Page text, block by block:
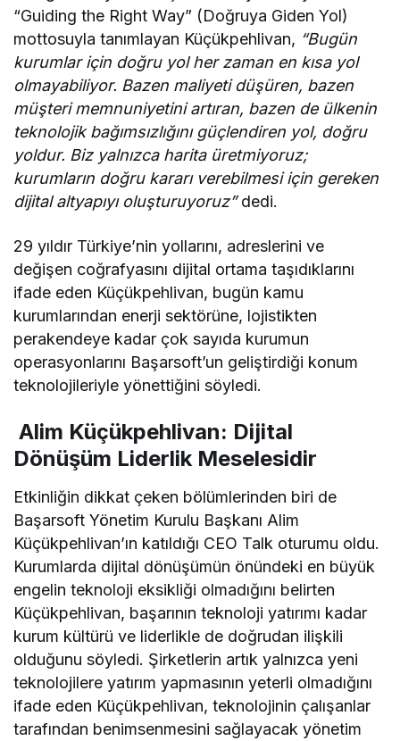
“Guiding the Right Way” (Doğruya Giden Yol)
mottosuyla tanımlayan Küçükpehlivan, “Bugün
kurumlar için doğru yol her zaman en kısa yol
olmayabiliyor. Bazen maliyeti düşüren, bazen
müşteri memnuniyetini artıran, bazen de ülkenin
teknolojik bağımsızlığını güçlendiren yol, doğru
yoldur. Biz yalnızca harita üretmiyoruz;
kurumların doğru kararı verebilmesi için gereken
dijital altyapıyı oluşturuyoruz”dedi.
29 yıldır Türkiye’nin yollarını, adreslerini ve
değişen coğrafyasını dijital ortama taşıdıklarını
ifade eden Küçükpehlivan, bugün kamu
kurumlarından enerji sektörüne, lojistikten
perakendeye kadar çok sayıda kurumun
operasyonlarını Başarsoft’un geliştirdiği konum
teknolojileriyle yönettiğini söyledi.
Alim Küçükpehlivan: Dijital
Dönüşüm Liderlik Meselesidir
Etkinliğin dikkat çeken bölümlerinden biri de
Başarsoft Yönetim Kurulu Başkanı Alim
Küçükpehlivan’ın katıldığı CEO Talk oturumu oldu.
Kurumlarda dijital dönüşümün önündeki en büyük
engelin teknoloji eksikliği olmadığını belirten
Küçükpehlivan, başarının teknoloji yatırımı kadar
kurum kültürü ve liderlikle de doğrudan ilişkili
olduğunu söyledi. Şirketlerin artık yalnızca yeni
teknolojilere yatırım yapmasının yeterli olmadığını
ifade eden Küçükpehlivan, teknolojinin çalışanlar
tarafından benimsenmesini sağlayacak yönetim